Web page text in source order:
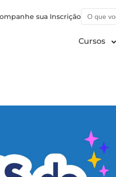
sua Inscrição
que
procura?
Cursos